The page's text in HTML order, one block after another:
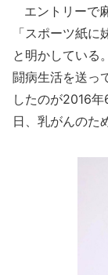
エントリーで
「スポーツ紙に
と明かしている
闘病生活を送っ
したのが2016
日、乳がんのた